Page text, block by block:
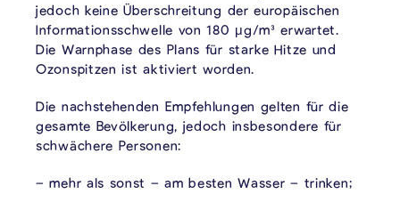
jedoch keine Überschreitung der europäischen
Informationsschwelle von 180 μg/m³ erwartet.
Die Warnphase des Plans für starke Hitze und
Ozonspitzen ist aktiviert worden.
Die nachstehenden Empfehlungen gelten für die
gesamte Bevölkerung, jedoch insbesondere für
schwächere Personen:
– mehr als sonst – am besten Wasser – trinken;